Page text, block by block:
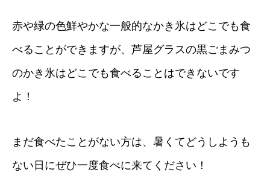
赤や緑の色鮮やかな一般的なかき氷はどこでも食
べることができますが、芦屋グラスの黒ごまみつ
のかき氷はどこでも食べることはできないです
よ！
まだ食べたことがない方は、暑くてどうしようも
ない日にぜひ一度食べに来てください！